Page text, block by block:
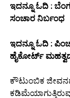
ಇದನ್ನೂ ಓದಿ :
ಸಂಚಾರ ನಿರ್ಬಂಧ
ಇದನ್ನೂ ಓದಿ :
ಹೈಕೋರ್ಟ್
ಕೌಟುಂಬಿಕ